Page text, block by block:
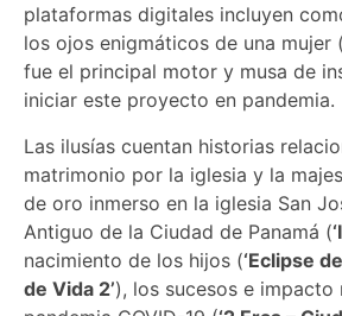
plataformas digitales incluyen
los ojos enigmáticos de una mujer
fue el principal motor y musa de
iniciar este proyecto en pandemia.
Las ilusías cuentan historias
matrimonio por la iglesia y la
de oro inmerso en la iglesia San
Antiguo de la Ciudad de Panamá (
nacimiento de los hijos (‘Eclipse
de Vida 2’), los sucesos e impacto